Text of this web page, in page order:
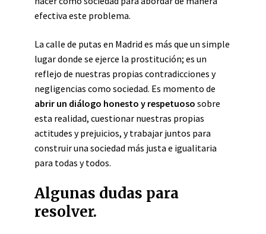
efectiva este problema.
La calle de putas en Madrid es más que un simple
lugar donde se ejerce la prostitución; es un
reflejo de nuestras propias contradicciones y
negligencias como sociedad. Es momento de
abrir un diálogo honesto y respetuoso sobre
esta realidad, cuestionar nuestras propias
actitudes y prejuicios, y trabajar juntos para
construir una sociedad más justa e igualitaria
para todas y todos.
Algunas dudas para
resolver.